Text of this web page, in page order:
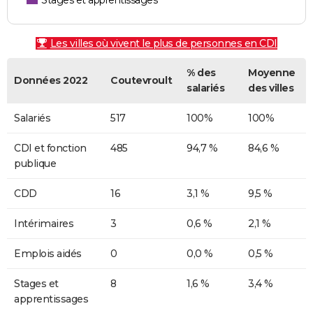
Les villes où vivent le plus de personnes en CDI
Données 2022 Coutevroult
% des
salariés
Moyenne
des villes
Salariés 517 100% 100%
CDI et fonction
publique
485 94,7 % 84,6 %
CDD 16 3,1 % 9,5 %
Intérimaires 3 0,6 % 2,1 %
Emplois aidés 0 0,0 % 0,5 %
Stages et
apprentissages
8 1,6 % 3,4 %